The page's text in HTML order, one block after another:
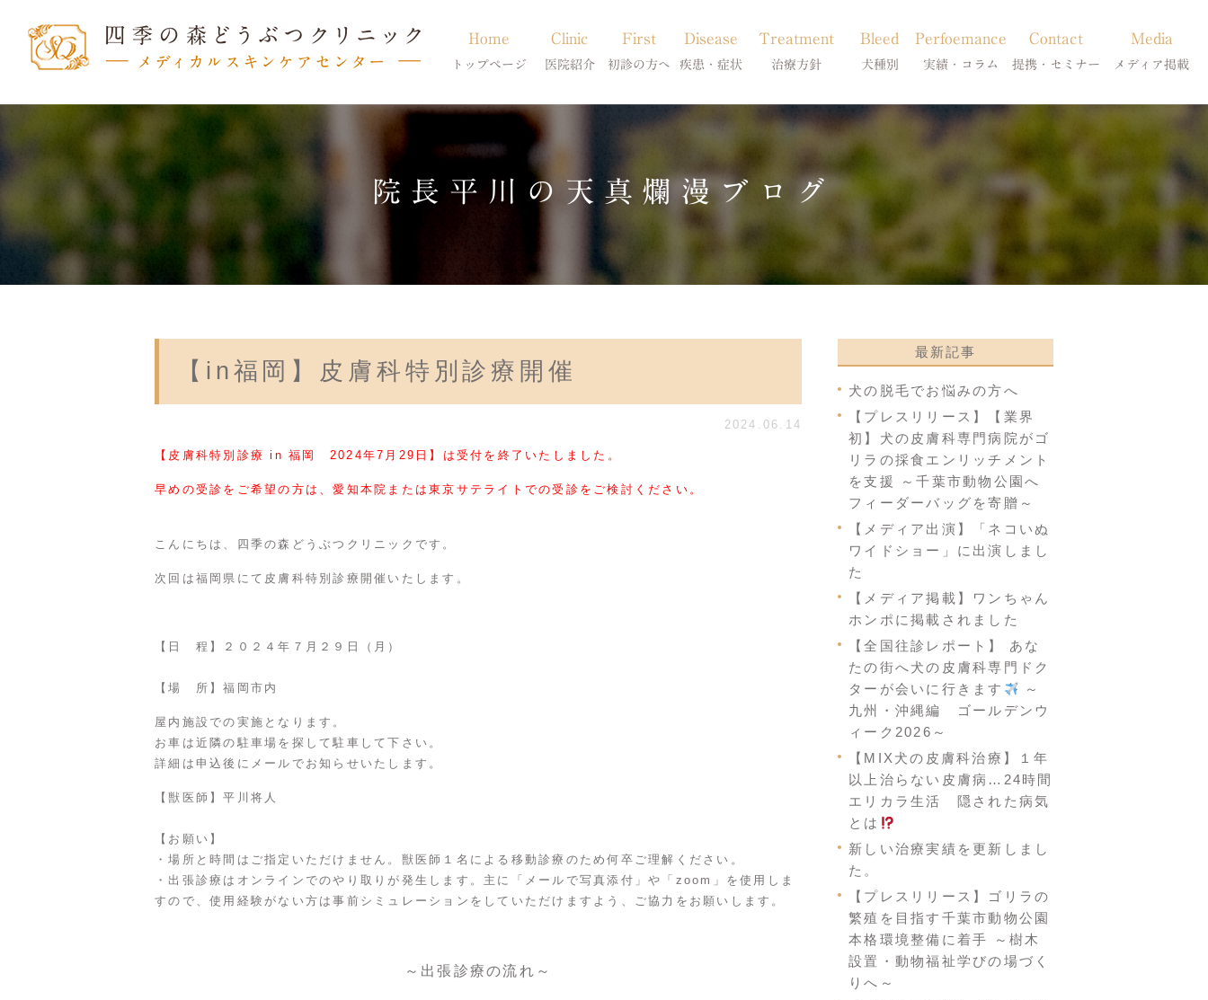
Home
トップページ
Clinic
医院紹介
当院のご紹介
獣医師紹介
First
初診の方へ
初診の方へ
Disease
疾患・症状
アトピー・アレルギー
膿皮症・脂漏症
脱毛症・アロペシアX
アポキルが効かない皮膚病
Treatment
治療方針
体質改善・食事療法
Bleed
犬種別
柴犬の皮膚病
シーズーの皮膚病
フレンチブルドッグの皮膚病
トイプードルの皮膚病
Perfoemance
実績・コラム
症状別
コラム「皮膚科のいろは」
Contact
提携・セミナー
診療提携・セミナー開催
Media
メディア掲載
院長平川の天真爛漫ブログ
【in福岡】皮膚科特別診療開催
2024.06.14
【皮膚科特別診療 in 福岡 2024年7月29日】は受付を終了いたしました。
早めの受診をご希望の方は、愛知本院または東京サテライトでの受診をご検討ください。
こんにちは、四季の森どうぶつクリニックです。
次回は福岡県にて皮膚科特別診療開催いたします。
【日 程】２０２４年７月２９日（月）
【場 所】福岡市内
屋内施設での実施となります。
お車は近隣の駐車場を探して駐車して下さい。
詳細は申込後にメールでお知らせいたします。
【獣医師】平川将人
【お願い】
・場所と時間はご指定いただけません。獣医師１名による移動診療のため何卒ご理解ください。
・出張診療はオンラインでのやり取りが発生します。主に「メールで写真添付」や「zoom」を使用しま
すので、使用経験がない方は事前シミュレーションをしていただけますよう、ご協力をお願いします。
～出張診療の流れ～
最新記事
犬の脱毛でお悩みの方へ
【プレスリリース】【業界
初】犬の皮膚科専門病院がゴ
リラの採食エンリッチメント
を支援 ～千葉市動物公園へ
フィーダーバッグを寄贈～
【メディア出演】「ネコいぬ
ワイドショー」に出演しまし
た
【メディア掲載】ワンちゃん
ホンポに掲載されました
【全国往診レポート】 あな
たの街へ犬の皮膚科専門ドク
ターが会いに行きます
～
九州・沖縄編 ゴールデンウ
ィーク2026～
【MIX犬の皮膚科治療】１年
以上治らない皮膚病…24時間
エリカラ生活 隠された病気
とは
新しい治療実績を更新しまし
た。
【プレスリリース】ゴリラの
繁殖を目指す千葉市動物公園
本格環境整備に着手 ～樹木
設置・動物福祉学びの場づく
りへ～